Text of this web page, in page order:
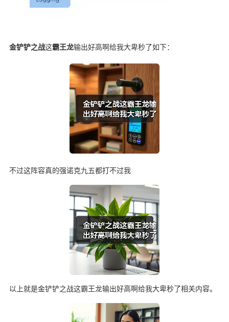
金铲铲之战这霸王龙输出好高啊给我大卑秒了如下：
不过这阵容真的强诺克九五都打不过我
以上就是金铲铲之战这霸王龙输出好高啊给我大卑秒了相关内容。